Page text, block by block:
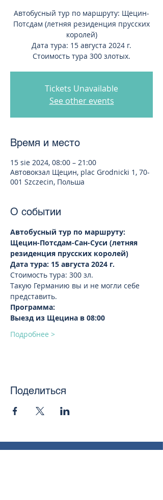
Автобусный тур по маршруту: Щецин-
Потсдам (летняя резиденция прусских
королей)
Дата тура: 15 августа 2024 г.
Стоимость тура 300 злотых.
Tickets Unavailable
See other events
Время и место
15 sie 2024, 08:00 – 21:00
Автовокзал Щецин, plac Grodnicki 1, 70-
001 Szczecin, Польша
О событии
Автобусный тур по маршруту:
Щецин-Потсдам-Сан-Суси (летняя
резиденция прусских королей)
Дата тура: 15 августа 2024 г.
Стоимость тура: 300 зл.
Такую Германию вы и не могли себе
представить.
Программа:
Выезд из Щецина в 08:00
Подробнее >
Поделиться
toursweetdreams@gmail.com